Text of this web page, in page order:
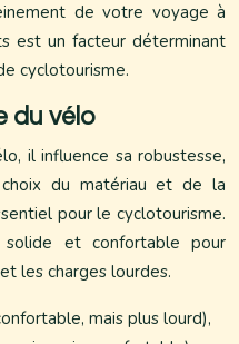
de votre voyage à
est un facteur déterminant
cyclotourisme.
du vélo
il influence sa robustesse,
du matériau et de la
pour le cyclotourisme.
et confortable pour
les charges lourdes.
mais plus lourd),